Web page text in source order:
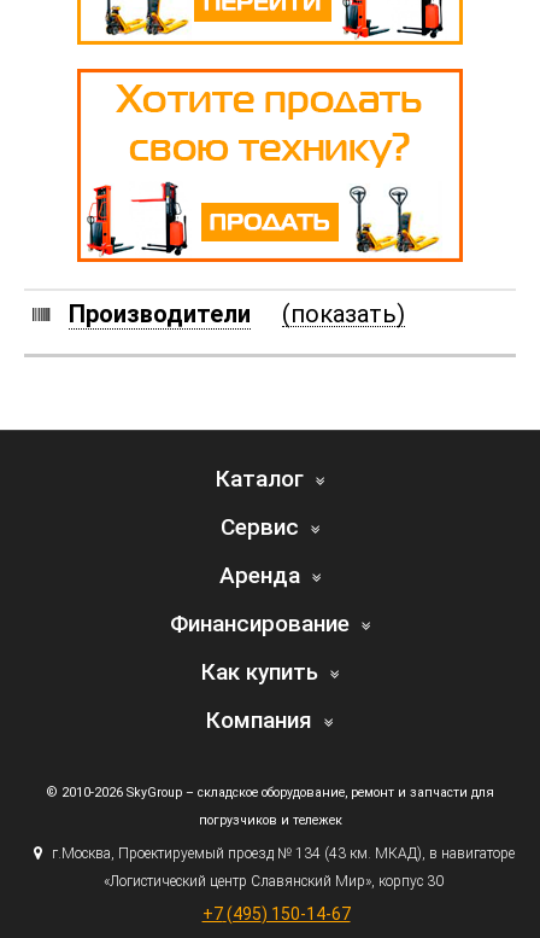
Производители (показать)
Каталог
Сервис
Аренда
Финансирование
Как купить
Компания
© 2010-2026 SkyGroup – складское оборудование, ремонт и запчасти для
погрузчиков и тележек
г.Москва, Проектируемый проезд № 134 (43км. МКАД), в навигаторе
«Логистический центр Славянский Мир», корпус 30
+7 (495) 150-14-67